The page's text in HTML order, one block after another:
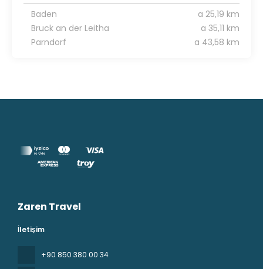
Baden
a 25,19 km
Bruck an der Leitha
a 35,11 km
Parndorf
a 43,58 km
Zaren Travel
İletişim
+90 850 380 00 34